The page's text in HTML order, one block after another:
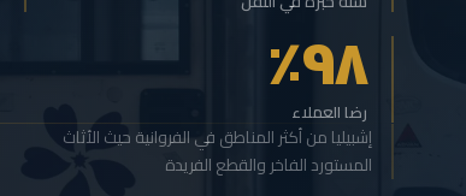
٩٨٪
رضا العملاء
إشبيليا من أكثر المناطق في الفروانية حيث الأثاث
المستورد الفاخر والقطع الفريدة